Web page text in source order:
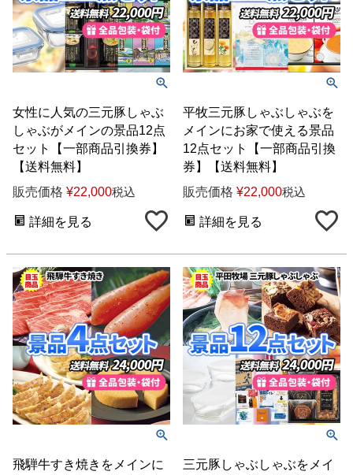
女性に人気の三元豚しゃぶ
しゃぶがメインの景品12点
セット【一部商品引換券】
【送料無料】
販売価格 ¥22,000税込
詳細を見る
平牧三元豚しゃぶしゃぶを
メインにお家で使える景品
12点セット【一部商品引換
券】【送料無料】
販売価格 ¥22,000税込
詳細を見る
飛騨牛すき焼きをメインに
三元豚しゃぶしゃぶをメイ